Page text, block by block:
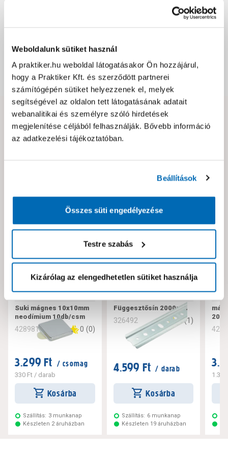
Weboldalunk sütiket használ
A praktiker.hu weboldal látogatásakor Ön hozzájárul,
hogy a Praktiker Kft. és szerződött partnerei
számítógépén sütiket helyezzenek el, melyek
segítségével az oldalon tett látogatásának adatait
webanalitikai és személyre szóló hirdetések
megjelenítése céljából felhasználják. Bővebb információ
az adatkezelési tájékoztatóban.
Beállítások
Összes süti engedélyezése
Testre szabás
Kizárólag az elengedhetetlen sütiket használja
Csomagolási és súly információk
Dokumentumok, felelős személy
Hibát találtál az oldalon vagy a termék leírásában?
Kérjük jelezd nekünk!
Suki mágnes 10x10mm
neodímium 10db/csm
428981 0 (0)
3.299 Ft / csomag
330 Ft / darab
Kosárba
Szállítás: 3 munkanap
Készleten 2 áruházban
Függesztősín 2000mm
326492 5 (1)
4.599 Ft / darab
Kosárba
Szállítás: 6 munkanap
Készleten 19 áruházban